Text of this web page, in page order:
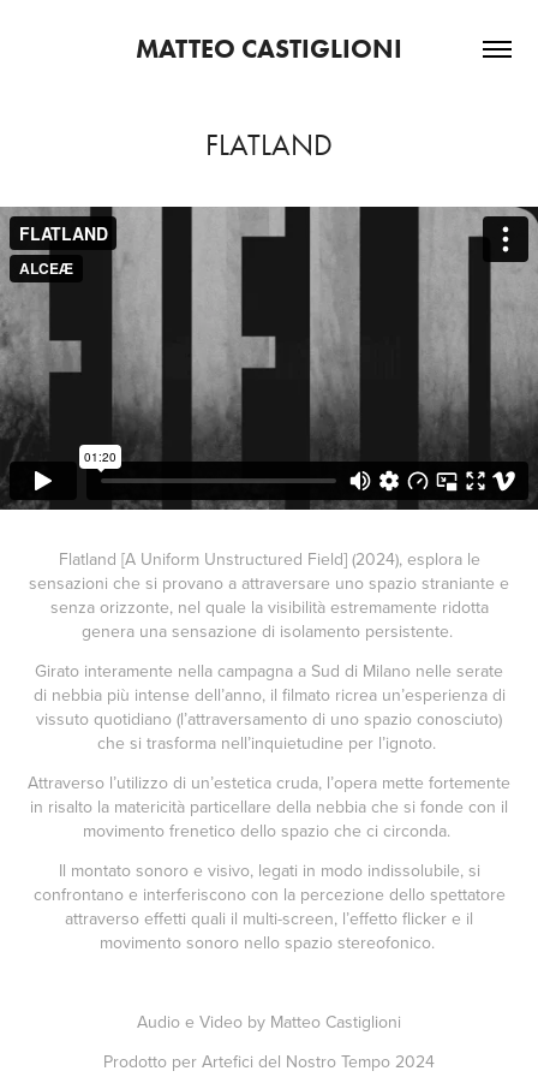
MATTEO CASTIGLIONI
FLATLAND
Flatland [A Uniform Unstructured Field] (2024), esplora le
sensazioni che si provano a attraversare uno spazio straniante e
senza orizzonte, nel quale la visibilità estremamente ridotta
genera una sensazione di isolamento persistente.
Girato interamente nella campagna a Sud di Milano nelle serate
di nebbia più intense dell’anno, il filmato ricrea un’esperienza di
vissuto quotidiano (l’attraversamento di uno spazio conosciuto)
che si trasforma nell’inquietudine per l’ignoto.
Attraverso l’utilizzo di un’estetica cruda, l’opera mette fortemente
in risalto la matericità particellare della nebbia che si fonde con il
movimento frenetico dello spazio che ci circonda.
Il montato sonoro e visivo, legati in modo indissolubile, si
confrontano e interferiscono con la percezione dello spettatore
attraverso effetti quali il multi-screen, l’effetto flicker e il
movimento sonoro nello spazio stereofonico.
Audio e Video by Matteo Castiglioni
Prodotto per Artefici del Nostro Tempo 2024